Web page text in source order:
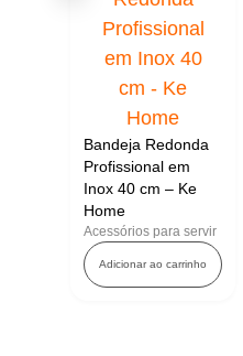
Bandeja Redonda
Profissional em
Inox 40 cm – Ke
Home
Acessórios para servir
Adicionar ao carrinho